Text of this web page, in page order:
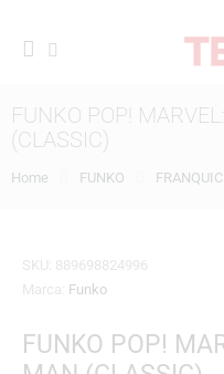
FUNKO POP!
(CLASSIC)
Home FUNKO
SKU: 889698824996
Marca: Funko
FUNKO POP!